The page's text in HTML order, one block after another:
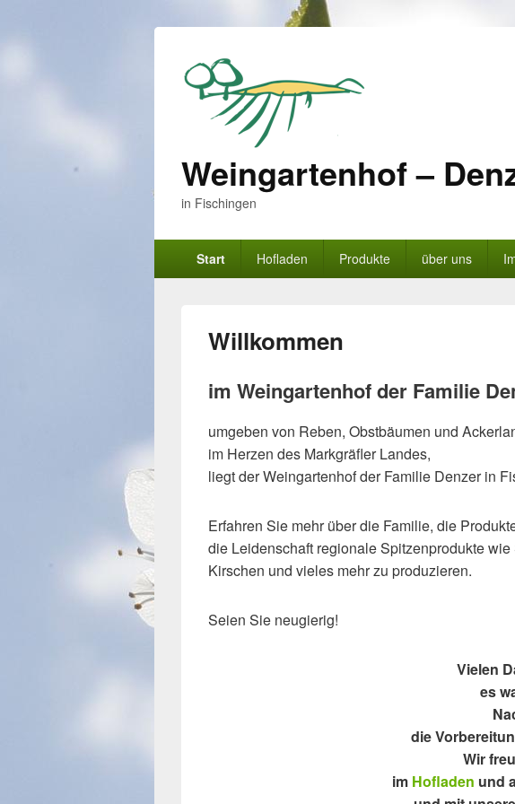
Weingartenhof –
in Fischingen
Start Hofladen Produkte über uns
Willkommen
im Weingartenhof der Familie
umgeben von Reben, Obstbäumen und
im Herzen des Markgräfler Landes,
liegt der Weingartenhof der Familie Denzer in
Erfahren Sie mehr über die Familie, die
die Leidenschaft regionale Spitzenprodukte
Kirschen und vieles mehr zu produzieren.
Seien Sie neugierig!
Vielen
es
die
Wir
im Hofladen und